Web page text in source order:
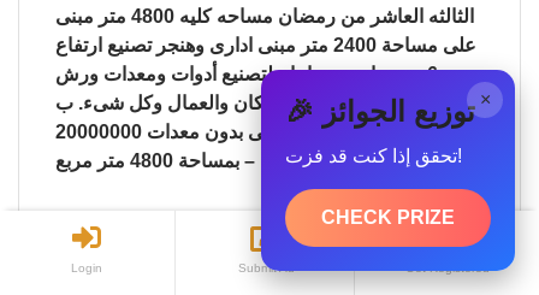
Login Submit Ad
الثالثه العاشر من رمضان مساحه كليه 4800 متر مبنى
على مساحة 2400 متر مبنى ادارى وهنجر تصنيع ارتفاع
6 متر بها رخصة انتاج لتصنيع أدوات ومعدات ورش
النجارة الحديثة السعر بالمكان والعمال وكل شىء. ب
25000000 للبيع فاضى بدون معدات 20000000
وممكن تغيير النشاط – بمساحة 4800 متر مربع
– الثمن المطلوب 20,000,000 ج.م
× 🎉 توزيع الجوائز
تحقق إذا كنت قد فزت!
CHECK PRIZE